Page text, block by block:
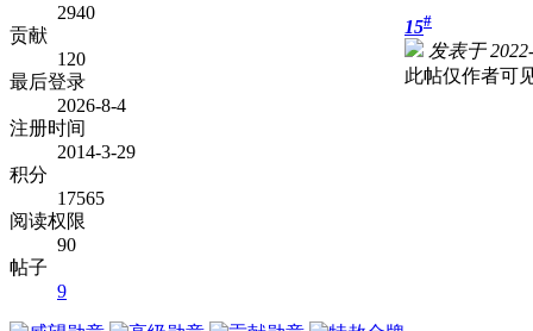
2940
贡献
120
最后登录
2026-8-4
注册时间
2014-3-29
积分
17565
阅读权限
90
帖子
9
15#
发表于
此帖仅作者可